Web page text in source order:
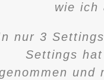
wie ich
nur 3
Settings
und